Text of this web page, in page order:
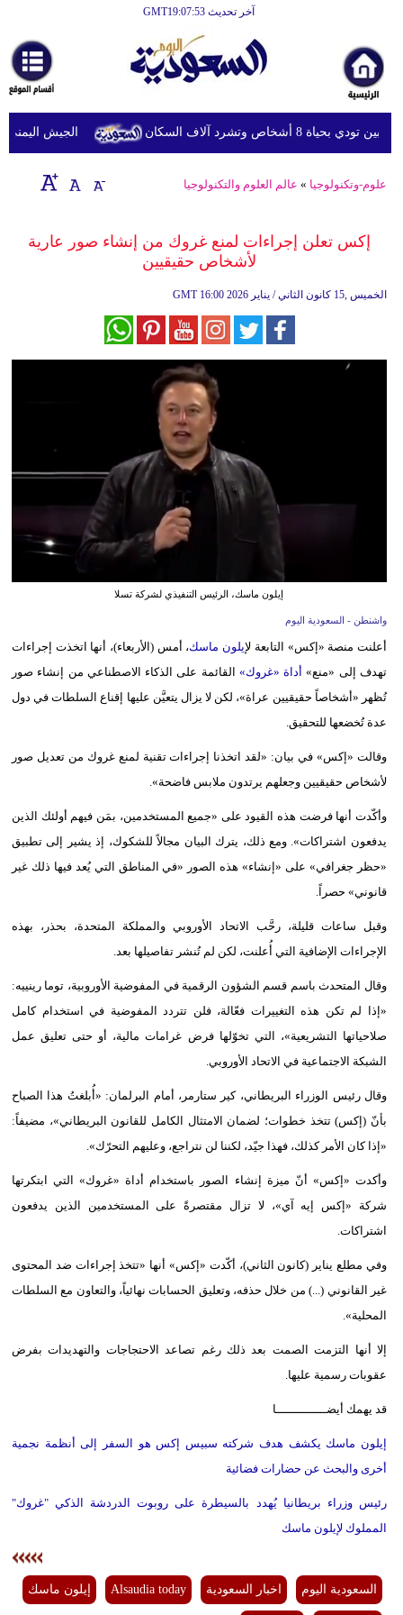
آخر تحديث GMT19:07:53
أخبارعاجلة
رياضة
ثقافة
إقتصاد
وموسيقى
إعلام
علوم
وتكنولوجيا
مدوَّنات
فيديو
سيارات
الجيش اليمني يعلن مقتل 7 وإصابة 30 في هجوم وتشرد آلاف السكان
علوم-وتكنولوجيا » عالم العلوم والتكنولوجيا
إكس تعلن إجراءات لمنع غروك من إنشاء صور عارية
لأشخاص حقيقيين
GMT 16:00 2026 الخميس ,15 كانون الثاني / يناير
إيلون ماسك، الرئيس التنفيذي لشركة تسلا
واشنطن - السعودية اليوم
أعلنت منصة «إكس» التابعة لإيلون ماسك، أمس (الأربعاء)، أنها اتخذت إجراءات
تهدف إلى «منع»أداة «غروك» القائمة على الذكاء الاصطناعي من إنشاء صور
تُظهر «أشخاصاً حقيقيين عراة»، لكن لا يزال يتعيَّن عليها إقناع السلطات في دول
عدة تُخضعها للتحقيق.
وقالت «إكس» في بيان: «لقد اتخذنا إجراءات تقنية لمنع غروك من تعديل صور
لأشخاص حقيقيين وجعلهم يرتدون ملابس فاضحة».
وأكّدت أنها فرضت هذه القيود على «جميع المستخدمين، بمَن فيهم أولئك الذين
يدفعون اشتراكات». ومع ذلك، يترك البيان مجالاً للشكوك، إذ يشير إلى تطبيق
«حظر جغرافي» على «إنشاء» هذه الصور «في المناطق التي يُعد فيها ذلك غير
قانوني» حصراً.
وقبل ساعات قليلة، رحَّب الاتحاد الأوروبي والمملكة المتحدة، بحذر، بهذه
الإجراءات الإضافية التي أُعلنت، لكن لم تُنشر تفاصيلها بعد.
وقال المتحدث باسم قسم الشؤون الرقمية في المفوضية الأوروبية، توما رينييه:
«إذا لم تكن هذه التغييرات فعّالة، فلن تتردد المفوضية في استخدام كامل
صلاحياتها التشريعية»، التي تخوّلها فرض غرامات مالية، أو حتى تعليق عمل
الشبكة الاجتماعية في الاتحاد الأوروبي.
وقال رئيس الوزراء البريطاني، كير ستارمر، أمام البرلمان: «أُبلغتُ هذا الصباح
بأنّ (إكس) تتخذ خطوات؛ لضمان الامتثال الكامل للقانون البريطاني»، مضيفاً:
«إذا كان الأمر كذلك، فهذا جيّد، لكننا لن نتراجع، وعليهم التحرّك».
وأكدت «إكس» أنّ ميزة إنشاء الصور باستخدام أداة «غروك» التي ابتكرتها
شركة «إكس إيه آي»، لا تزال مقتصرةً على المستخدمين الذين يدفعون
اشتراكات.
وفي مطلع يناير (كانون الثاني)، أكّدت «إكس» أنها «تتخذ إجراءات ضد المحتوى
غير القانوني (...) من خلال حذفه، وتعليق الحسابات نهائياً، والتعاون مع السلطات
المحلية».
إلا أنها التزمت الصمت بعد ذلك رغم تصاعد الاحتجاجات والتهديدات بفرض
عقوبات رسمية عليها.
قد يهمك أيضــــــــــــــا
إيلون ماسك يكشف هدف شركته سبيس إكس هو السفر إلى أنظمة نجمية
أخرى والبحث عن حضارات فضائية
رئيس وزراء بريطانيا يُهدد بالسيطرة على روبوت الدردشة الذكي "غروك"
المملوك لإيلون ماسك
السعودية اليوم اخبار السعودية Alsaudia today إيلون ماسك